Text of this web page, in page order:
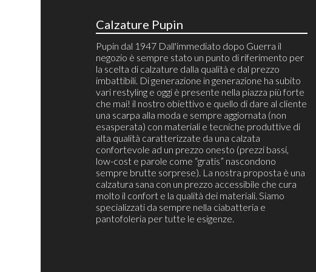
Calzature Pupin
Pupin dal 1947 Dall'immediato dopo Guerra il
negozio è sempre stato un punto di riferimento per
la scelta di calzature dalla qualità e dal prezzo
imbattibili. Di generazione in generazione ha subito
vari restyling e oggi è presente nella piazza più forte
che mai! il nostro obiettivo e quello di dare al cliente
una scarpa alla moda e sempre aggiornata (non
esasperata) con materiali e tecniche produttive di
alta qualità caratterizzate da una calzata
confortevole ad un prezzo onesto (prezzi bassi,
low-cost e parole come “gratis” nascondono
sempre brutte sorprese). La nostra proposta è una
calzatura sana con un prezzo accessibile che cura
molto il confort e la qualità dei materiali. Siamo
specializzati da sempre nella ciabatteria e
pantofoleria per tutte le esigenze.